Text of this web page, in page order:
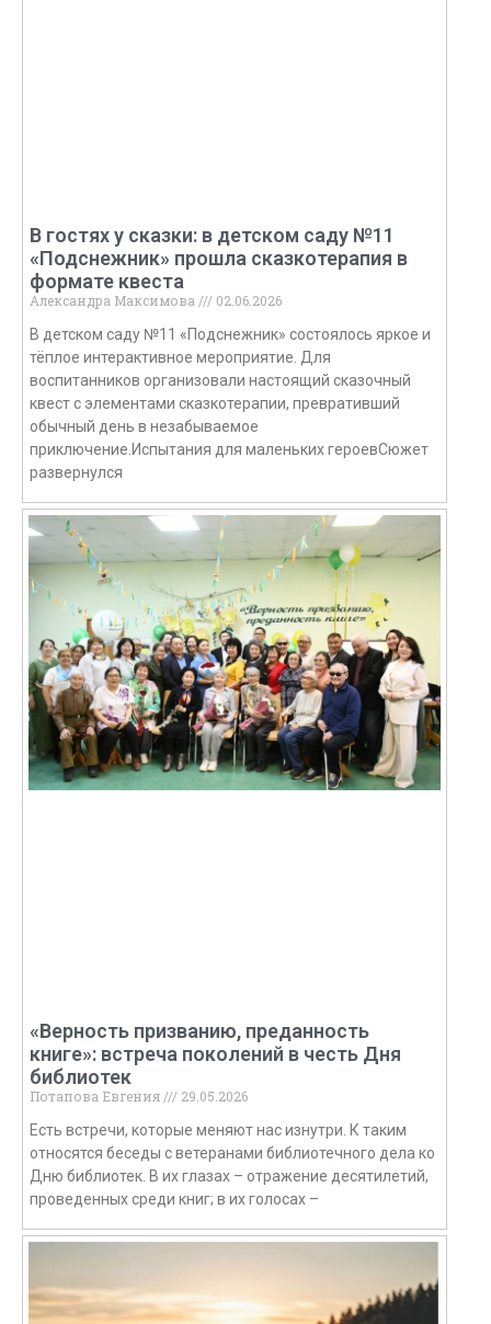
В гостях у сказки: в детском саду №11
«Подснежник» прошла сказкотерапия в
формате квеста
Александра Максимова
02.06.2026
В детском саду №11 «Подснежник» состоялось яркое и
тёплое интерактивное мероприятие. Для
воспитанников организовали настоящий сказочный
квест с элементами сказкотерапии, превративший
обычный день в незабываемое
приключение.Испытания для маленьких героевСюжет
развернулся
«Верность призванию, преданность
книге»: встреча поколений в честь Дня
библиотек
Потапова Евгения
29.05.2026
Есть встречи, которые меняют нас изнутри. К таким
относятся беседы с ветеранами библиотечного дела ко
Дню библиотек. В их глазах – отражение десятилетий,
проведенных среди книг; в их голосах –